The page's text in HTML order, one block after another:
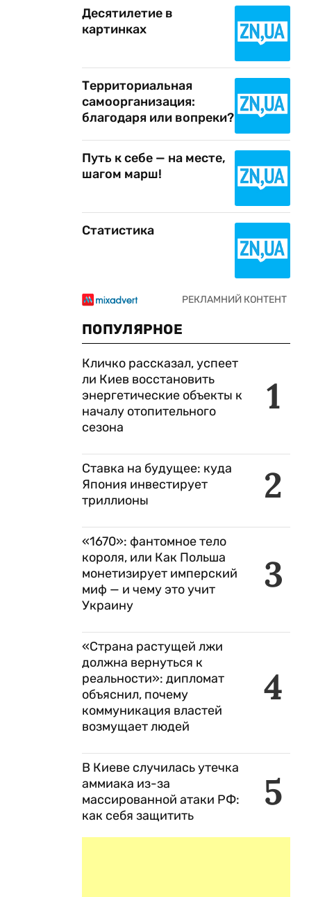
Десятилетие в
картинках
Территориальная
самоорганизация:
благодаря или вопреки?
Путь к себе — на месте,
шагом марш!
Статистика
ПОПУЛЯРНОЕ
1
Кличко рассказал, успеет
ли Киев восстановить
энергетические объекты к
началу отопительного
сезона
2
Ставка на будущее: куда
Япония инвестирует
триллионы
3
«1670»: фантомное тело
короля, или Как Польша
монетизирует имперский
миф — и чему это учит
Украину
4
«Страна растущей лжи
должна вернуться к
реальности»: дипломат
объяснил, почему
коммуникация властей
возмущает людей
5
В Киеве случилась утечка
аммиака из-за
массированной атаки РФ:
как себя защитить